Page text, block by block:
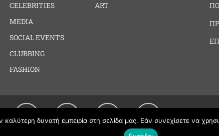
CELEBRITIES
MEDIA
SOCIAL EVENTS
CLUBBING
FASHION
ART
δυνατή εμπειρία στη σελίδα μας. Εάν συνεχίσετε να